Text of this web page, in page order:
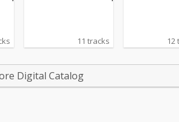
11 tracks 12
Digital Catalog